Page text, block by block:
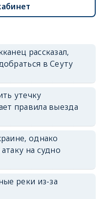
рассказал,
в Сеуту
утечку
правила выезда
однако
на судно
реки из-за